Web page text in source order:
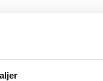
Mohair kan